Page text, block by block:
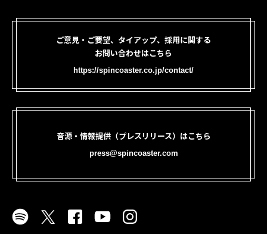
ご意見・ご要望、タイアップ、採用に関する
お問い合わせはこちら
https://spincoaster.co.jp/contact/
音源・情報提供（プレスリリース）はこちら
press@spincoaster.com